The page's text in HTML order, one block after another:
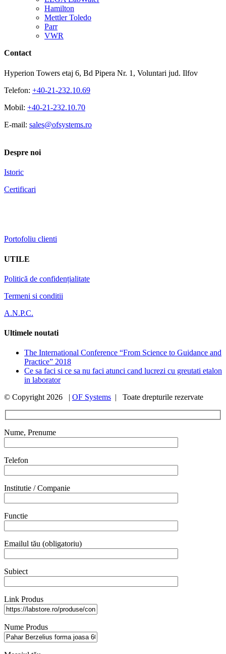
Hamilton
Mettler Toledo
Parr
VWR
Contact
Hyperion Towers etaj 6, Bd Pipera Nr. 1, Voluntari jud. Ilfov
Telefon: +40-21-232.10.69
Mobil: +40-21-232.10.70
E-mail: sales@ofsystems.ro
Despre noi
Istoric
Certificari
Portofoliu clienti
UTILE
Politică de confidențialitate
Termeni si conditii
A.N.P.C.
Ultimele noutati
The International Conference “From Science to Guidance and
Practice” 2018
Ce sa faci si ce sa nu faci atunci cand lucrezi cu greutati etalon
in laborator
© Copyright 2026 | OF Systems | Toate drepturile rezervate
Nume, Prenume
Telefon
Institutie / Companie
Functie
Emailul tău (obligatoriu)
Subiect
Link Produs
Nume Produs